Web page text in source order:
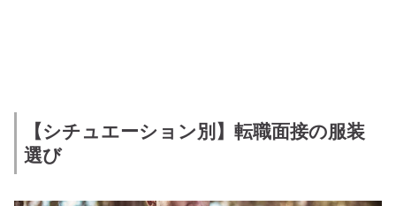
【シチュエーション別】転職面接の服装
選び